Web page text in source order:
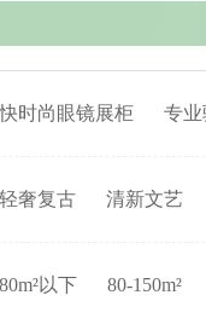
快时尚眼镜展柜 专
轻奢复古 清新文艺
80m²以下 80-150m²